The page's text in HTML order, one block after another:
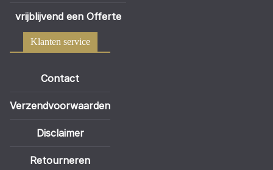
vrijblijvend een Offerte
Klanten service
Contact
Verzendvoorwaarden
Disclaimer
Retourneren